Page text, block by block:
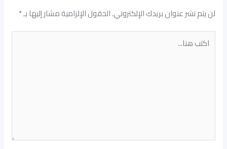
لن يتم نشر عنوان بريدك الإلكتروني.الحقول الإلزامية مشار إليها بـ*
اكتب
هنا...